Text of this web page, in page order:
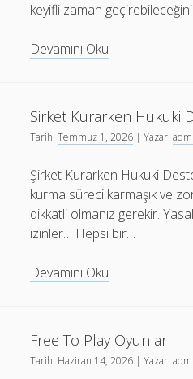
keyifli zaman
Devamını Oku
Dostu
Mekanlar
Sirket Kurarken Hukuki
Tarih:Temmuz 1, 2026 | Yazar:
Şirket Kurarken Hukuki
kurma süreci karmaşık ve
dikkatli olmanız gerekir.
izinler… Hepsi bir…
Devamını Oku
Neden
Onemli
Free To Play Oyunlar
Tarih: Haziran 14, 2026 | Yazar: